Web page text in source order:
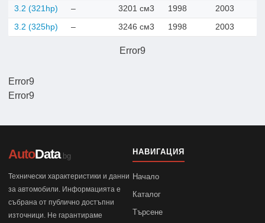
Error9
3.2 (321hp) – 3201 см3 1998 2003
3.2 (325hp) – 3246 см3 1998 2003
Error9
Error9
AutoData.bg
Технически характеристики и данни
за автомобили. Информацията е
събрана от публично достъпни
източници. Не гарантираме
НАВИГАЦИЯ
Начало
Каталог
Търсене